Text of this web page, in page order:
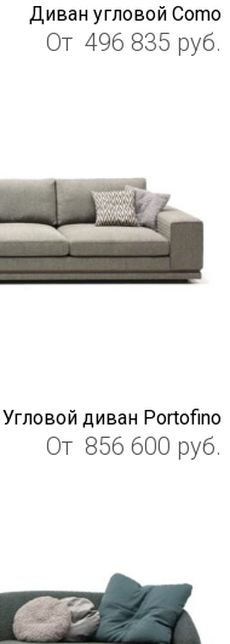
Диван угловой Como
От 496 835 руб.
Угловой диван Portofino
От 856 600 руб.